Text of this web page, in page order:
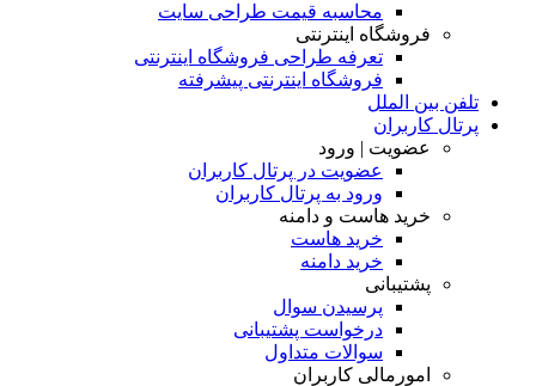
محاسبه قیمت طراحی سایت
فروشگاه اینترنتی
تعرفه طراحی فروشگاه اینترنتی
فروشگاه اینترنتی پیشرفته
تلفن بین الملل
پرتال کاربران
عضویت | ورود
عضویت در پرتال کاربران
ورود به پرتال کاربران
خرید هاست و دامنه
خرید هاست
خرید دامنه
پشتیبانی
پرسیدن سوال
درخواست پشتیبانی
سوالات متداول
امورمالی کاربران